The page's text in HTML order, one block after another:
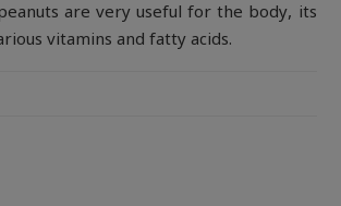
are very useful for the body, its
vitamins and fatty acids.